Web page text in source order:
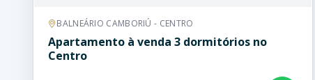
BALNEÁRIO CAMBORIÚ - CENTRO
Apartamento à venda 3 dormitórios no
Centro